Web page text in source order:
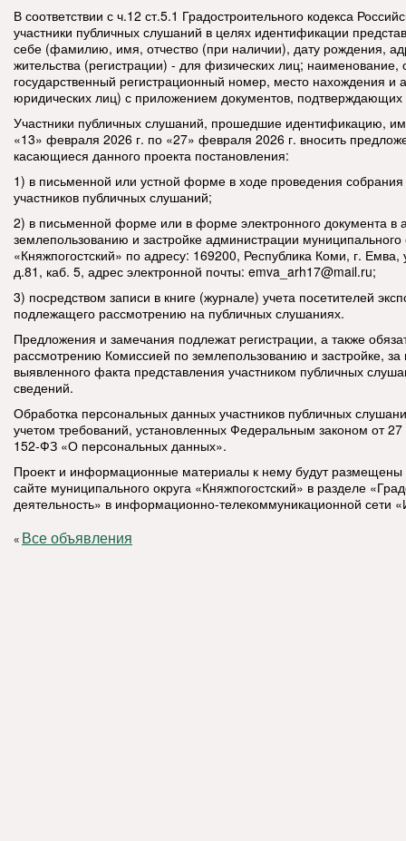
В соответствии с ч.12 ст.5.1 Градостроительного кодекса
участники публичных слушаний в целях идентификации
себе (фамилию, имя, отчество (при наличии), дату рождения,
жительства (регистрации) - для физических лиц; наименование,
государственный регистрационный номер, место нахождения и
юридических лиц) с приложением документов, подтверждающих
Участники публичных слушаний, прошедшие идентификацию,
«13» февраля 2026 г. по «27» февраля 2026 г. вносить
касающиеся данного проекта постановления:
1) в письменной или устной форме в ходе проведения
участников публичных слушаний;
2) в письменной форме или в форме электронного документа в
землепользованию и застройке администрации муниципального
«Княжпогостский» по адресу: 169200, Республика Коми, г. Емва,
д.81, каб. 5, адрес электронной почты: emva_arh17@mail.ru;
3) посредством записи в книге (журнале) учета посетителей
подлежащего рассмотрению на публичных слушаниях.
Предложения и замечания подлежат регистрации, а также
рассмотрению Комиссией по землепользованию и застройке,
выявленного факта представления участником публичных
сведений.
Обработка персональных данных участников публичных
учетом требований, установленных Федеральным законом от
152-ФЗ «О персональных данных».
Проект и информационные материалы к нему будут
сайте муниципального округа «Княжпогостский» в разделе
деятельность» в информационно-телекоммуникационной сети
« Все объявления